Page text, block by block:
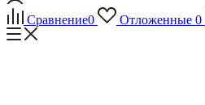
Сравнение0 Отложенные 0